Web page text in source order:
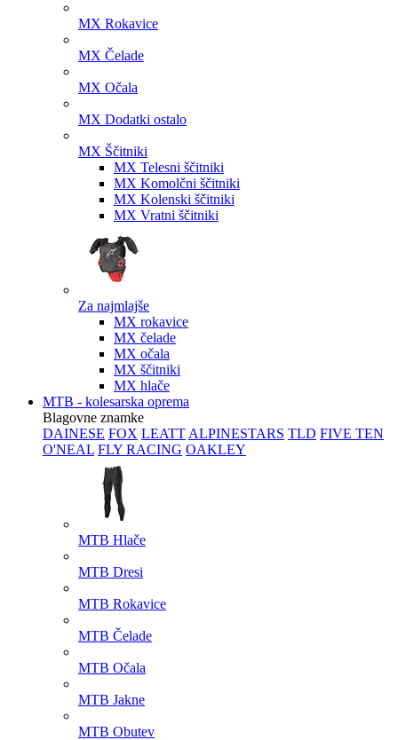
MX Rokavice
MX Čelade
MX Očala
MX Dodatki ostalo
MX Ščitniki
MX Telesni ščitniki
MX Komolčni ščitniki
MX Kolenski ščitniki
MX Vratni ščitniki
Za najmlajše
MX rokavice
MX čelade
MX očala
MX ščitniki
MX hlače
MTB - kolesarska oprema
Blagovne znamke
DAINESE FOX LEATT ALPINESTARS TLD FIVE TEN
O'NEAL FLY RACING OAKLEY
MTB Hlače
MTB Dresi
MTB Rokavice
MTB Čelade
MTB Očala
MTB Jakne
MTB Obutev